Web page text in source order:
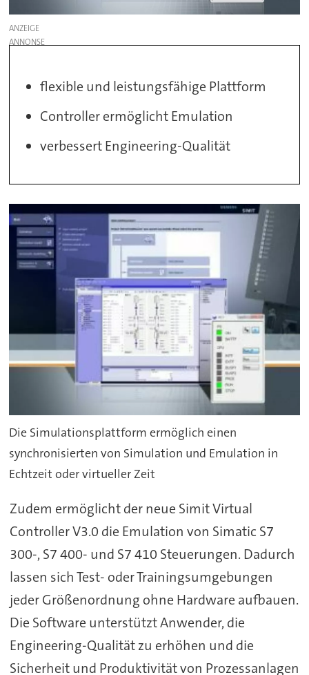
ANZEIGE
flexible und leistungsfähige Plattform
Controller ermöglicht Emulation
verbessert Engineering-Qualität
Die Simulationsplattform ermöglich einen
synchronisierten von Simulation und Emulation in
Echtzeit oder virtueller Zeit
Zudem ermöglicht der neue Simit Virtual
Controller V3.0 die Emulation von Simatic S7
300-, S7 400- und S7 410 Steuerungen. Dadurch
lassen sich Test- oder Trainingsumgebungen
jeder Größenordnung ohne Hardware aufbauen.
Die Software unterstützt Anwender, die
Engineering-Qualität zu erhöhen und die
Sicherheit und Produktivität von Prozessanlagen